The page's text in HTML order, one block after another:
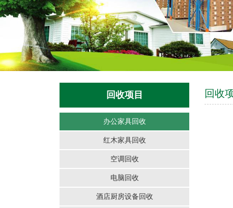
回收项目
办公家具回收
红木家具回收
空调回收
电脑回收
酒店厨房设备回收
回收